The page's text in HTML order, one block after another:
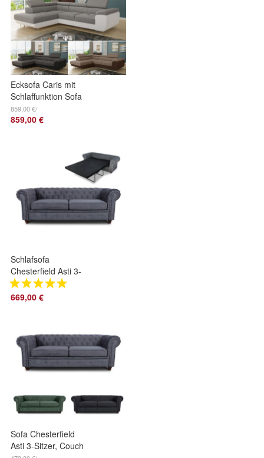
Ecksofa Caris mit
Schlaffunktion Sofa
Wohnlandschaft
Couch einstellbare
859,00 €/
859,00 €
Schlafsofa
Chesterfield Asti 3-
Sitzer mit
Schlaffunktion,
669,00 €
Sofa Chesterfield
Asti 3-Sitzer, Couch